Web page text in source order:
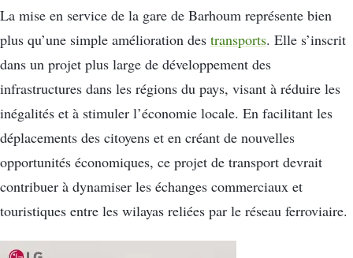
La mise en service de la gare de Barhoum représente bien
plus qu’une simple amélioration des transports. Elle s’inscrit
dans un projet plus large de développement des
infrastructures dans les régions du pays, visant à réduire les
inégalités et à stimuler l’économie locale. En facilitant les
déplacements des citoyens et en créant de nouvelles
opportunités économiques, ce projet de transport devrait
contribuer à dynamiser les échanges commerciaux et
touristiques entre les wilayas reliées par le réseau ferroviaire.